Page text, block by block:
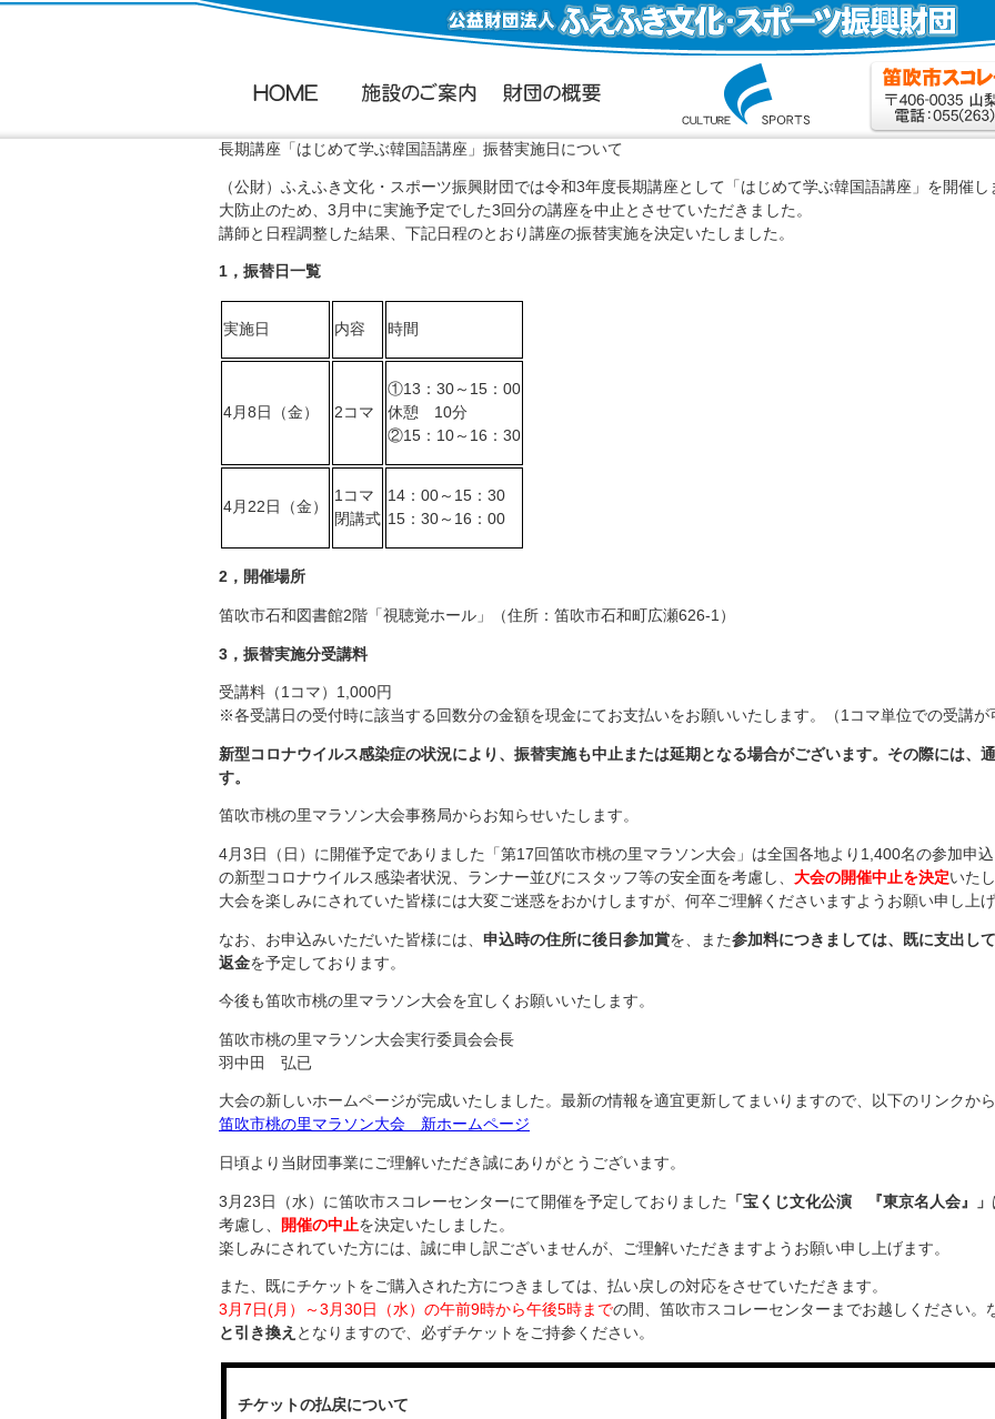
長期講座「はじめて学ぶ韓国語講座」振替実施日について
（公財）ふえふき文化・スポーツ振興財団では令和3年度長期講座として「はじめて学ぶ韓国語講座」を開催
大防止のため、3月中に実施予定でした3回分の講座を中止とさせていただきました。
講師と日程調整した結果、下記日程のとおり講座の振替実施を決定いたしました。
1，振替日一覧
実施日 内容 時間
4月8日（金） 2コマ
①13：30～15：00
休憩 10分
②15：10～16：30
4月22日（金）
1コマ
閉講式
14：00～15：30
15：30～16：00
2，開催場所
笛吹市石和図書館2階「視聴覚ホール」（住所：笛吹市石和町広瀬626-1）
3，振替実施分受講料
受講料（1コマ）1,000円
※各受講日の受付時に該当する回数分の金額を現金にてお支払いをお願いいたします。（1コマ単位での受講が
新型コロナウイルス感染症の状況により、振替実施も中止または延期となる場合がございます。その際には、
す。
笛吹市桃の里マラソン大会事務局からお知らせいたします。
4月3日（日）に開催予定でありました「第17回笛吹市桃の里マラソン大会」は全国各地より1,400名の参加申
の新型コロナウイルス感染者状況、ランナー並びにスタッフ等の安全面を考慮し、 大会の開催中止を決定いた
大会を楽しみにされていた皆様には大変ご迷惑をおかけしますが、何卒ご理解くださいますようお願い申し上
なお、お申込みいただいた皆様には、 申込時の住所に後日参加賞を、また参加料につきましては、既に支出し
返金を予定しております。
今後も笛吹市桃の里マラソン大会を宜しくお願いいたします。
笛吹市桃の里マラソン大会実行委員会会長
羽中田 弘已
大会の新しいホームページが完成いたしました。最新の情報を適宜更新してまいりますので、以下のリンクか
笛吹市桃の里マラソン大会 新ホームページ
日頃より当財団事業にご理解いただき誠にありがとうございます。
3月23日（水）に笛吹市スコレーセンターにて開催を予定しておりました 「宝くじ文化公演 『東京名人会』」
考慮し、
開催の中止を決定いたしました。
楽しみにされていた方には、誠に申し訳ございませんが、ご理解いただきますようお願い申し上げます。
また、既にチケットをご購入された方につきましては、払い戻しの対応をさせていただきます。
3月7日(月）～3月30日（水）の午前9時から午後5時までの間、笛吹市スコレーセンターまでお越しください。
と引き換え となりますので、必ずチケットをご持参ください。
チケットの払戻について